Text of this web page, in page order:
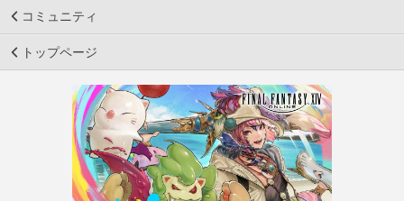
コミュニティ
トップページ